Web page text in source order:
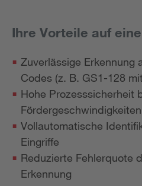
Ihre Vorteile auf
Zuverlässige Erkennung
Codes (z. B. GS1-128
Hohe Prozesssicherheit
Vollautomatische
Eingriffe
Reduzierte Fehlerquote
Erkennung